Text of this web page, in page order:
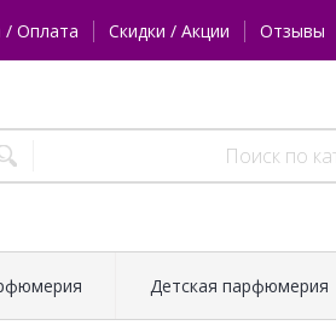
/ Оплата Скидки / Акции Отзывы
Детская парфюмерия